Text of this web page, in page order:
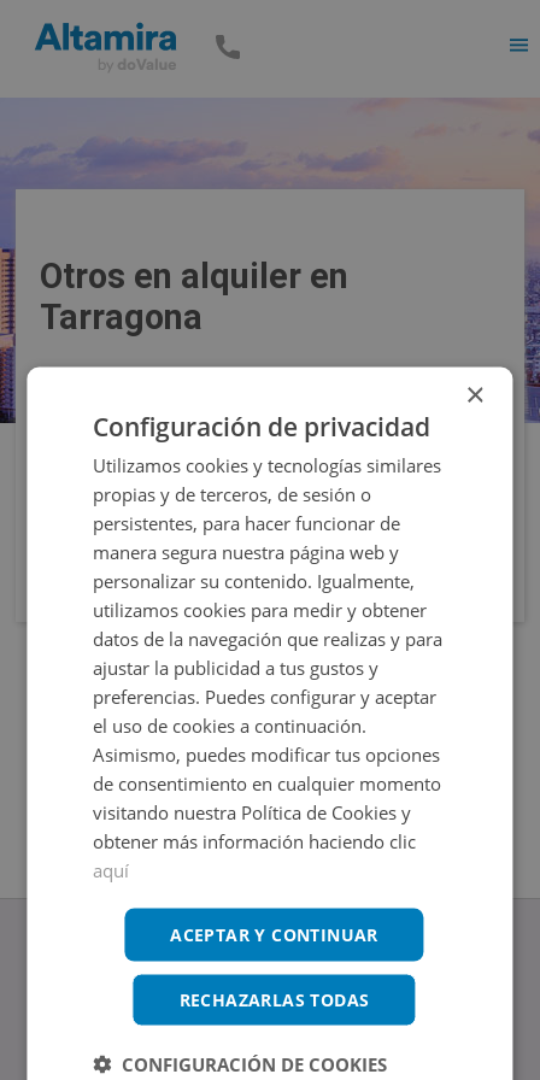
Otros en alquiler en
Tarragona
Filtros
www.altamirainmuebles.com
Edificio Skylight
Avenida de Manoteras 14-16, 28050, Madrid
×
Configuración de privacidad
Utilizamos cookies y tecnologías similares
propias y de terceros, de sesión o
persistentes, para hacer funcionar de
manera segura nuestra página web y
personalizar su contenido. Igualmente,
utilizamos cookies para medir y obtener
datos de la navegación que realizas y para
ajustar la publicidad a tus gustos y
preferencias. Puedes configurar y aceptar
el uso de cookies a continuación.
Asimismo, puedes modificar tus opciones
de consentimiento en cualquier momento
visitando nuestra Política de Cookies y
obtener más información haciendo clic
aquí
ACEPTAR Y CONTINUAR
RECHAZARLAS TODAS
CONFIGURACIÓN DE COOKIES